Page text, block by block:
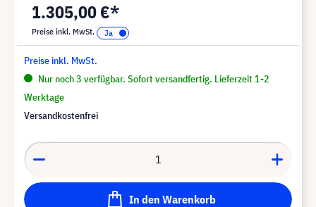
1.305,00 €*
Preise inkl. MwSt.
Preise inkl. MwSt.
Nur noch 3 verfügbar. Sofort versandfertig. Lieferzeit 1-2
Werktage
Versandkostenfrei
In den Warenkorb